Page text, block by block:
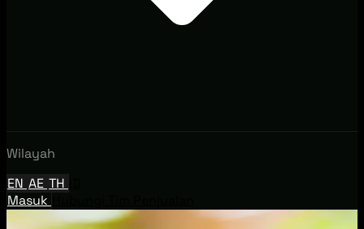
Wilayah
EN AE TH
Masuk